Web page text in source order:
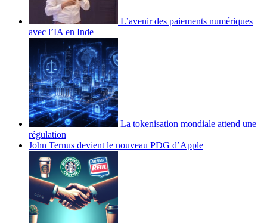
L’avenir des paiements numériques
avec l’IA en Inde
La tokenisation mondiale attend une
régulation
John Ternus devient le nouveau PDG d’Apple